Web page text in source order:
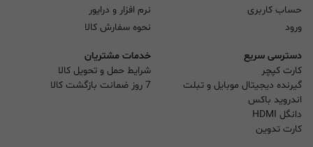
حساب کاربری
ورود
نرم افزار و درایور
نحوه سفارش کالا
دسترسی سریع
کارت کپچر
گیرنده دیجیتال موبایل و تبلت
اندروید باکس
دانگل HDMI
کارت تدوین
خدمات مشتریان
شرایط حمل و تحویل کالا
7 روز ضمانت بازگشت کالا